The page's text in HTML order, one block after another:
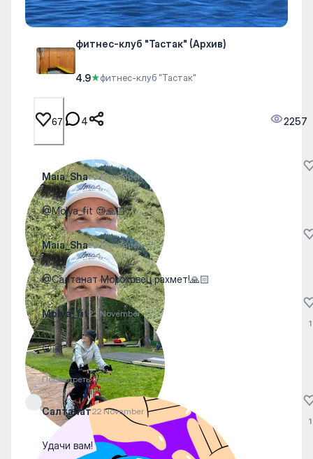
фитнес-клуб "Тастак" (Архив)
4.9★фитнес-клуб "Тастак"
67 4 2257
Maia_Sha23 November
@Molya_fit 😍🙏🏻
Maia_Sha23 November
@Салтанат Мороховец рахмет!🙏🏻
Molya_fit22 November
😍🤗
Посмотреть ответы
1
Салтанат22 November
Удачи вам!
1